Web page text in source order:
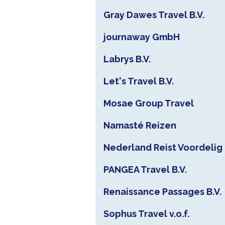
Gray Dawes Travel B.V.
journaway GmbH
Labrys B.V.
Let's Travel B.V.
Mosae Group Travel
Namasté Reizen
Nederland Reist Voordelig
PANGEA Travel B.V.
Renaissance Passages B.V.
Sophus Travel v.o.f.